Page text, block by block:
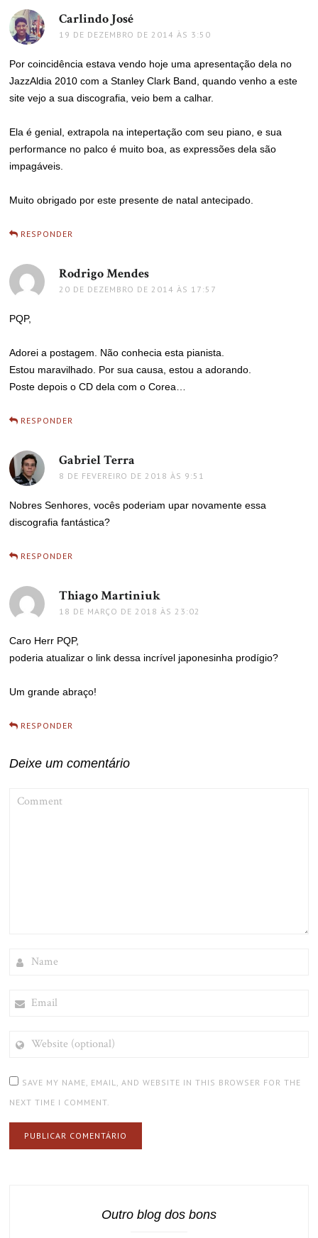
Carlindo José
19 DE DEZEMBRO DE 2014 ÀS 3:50
Por coincidência estava vendo hoje uma apresentação dela no
JazzAldia 2010 com a Stanley Clark Band, quando venho a este
site vejo a sua discografia, veio bem a calhar.
Ela é genial, extrapola na intepertação com seu piano, e sua
performance no palco é muito boa, as expressões dela são
impagáveis.
Muito obrigado por este presente de natal antecipado.
RESPONDER
Rodrigo Mendes
20 DE DEZEMBRO DE 2014 ÀS 17:57
PQP,
Adorei a postagem. Não conhecia esta pianista.
Estou maravilhado. Por sua causa, estou a adorando.
Poste depois o CD dela com o Corea…
RESPONDER
Gabriel Terra
8 DE FEVEREIRO DE 2018 ÀS 9:51
Nobres Senhores, vocês poderiam upar novamente essa
discografia fantástica?
RESPONDER
Thiago Martiniuk
18 DE MARÇO DE 2018 ÀS 23:02
Caro Herr PQP,
poderia atualizar o link dessa incrível japonesinha prodígio?
Um grande abraço!
RESPONDER
Deixe um comentário
(OPTIONAL)
SAVE MY NAME, EMAIL, AND WEBSITE IN THIS BROWSER FOR THE
NEXT TIME I COMMENT.
Outro blog dos bons